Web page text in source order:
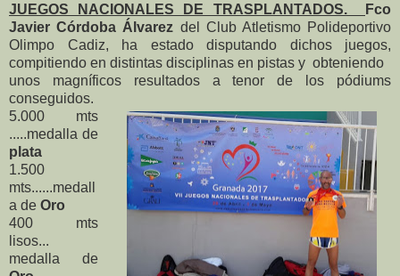
JUEGOS NACIONALES DE TRASPLANTADOS.
Fco
Javier Córdoba Álvarez del Club Atletismo Polideportivo
Olimpo Cadiz, ha estado disputando dichos juegos,
compitiendo en distintas disciplinas en pistas y obteniendo
unos magníficos resultados a tenor de los pódiums
conseguidos.
5.000 mts
.....medalla de
plata
1.500
mts......medall
a de Oro
400 mts
lisos...
medalla de